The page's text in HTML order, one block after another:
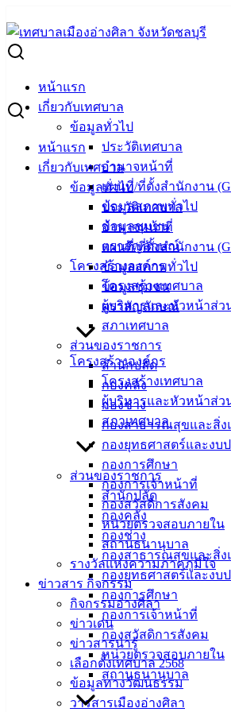
to
content
หน้าแรก
เกี่ยวกับเทศบาล
ข้อมูลทั่วไป
ประวัติเทศบาล
อำนาจหน้าที่
แผนที่/ที่ตั้งสำนักงาน
ข้อมูลสภาพทั่วไป
ข้อมูลชุมชน
ตราสัญลักษณ์
โครงสร้างองค์กร
โครงสร้างเทศบาล
ผู้บริหารและหัวหน้าส่ว
สภาเทศบาล
ส่วนของราชการ
สำนักปลัด
กองคลัง
กองช่าง
กองสาธารณสุขและสิ่ง
กองยุทธศาสตร์และงบ
กองการศึกษา
กองการเจ้าหน้าที่
กองสวัสดิการสังคม
หน่วยตรวจสอบภายใน
สถานธนานุบาล
รางวัลแห่งความภาคภูมิใจ
ข่าวสาร กิจกรรม
กิจกรรมอ่างศิลา
ข่าวเด่น
ข่าวสารน่ารู้
เลือกตั้งเทศบาล 2568
ข้อมูลทางวัฒนธรรม
วารสารเมืองอ่างศิลา
หน้าแรก
เกี่ยวกับเทศบาล
ข้อมูลทั่วไป
ประวัติเทศบาล
อำนาจหน้าที่
แผนที่/ที่ตั้งสำนักงาน
ข้อมูลสภาพทั่วไป
ข้อมูลชุมชน
ตราสัญลักษณ์
โครงสร้างองค์กร
โครงสร้างเทศบาล
ผู้บริหารและหัวหน้าส่ว
สภาเทศบาล
ส่วนของราชการ
สำนักปลัด
กองคลัง
กองช่าง
กองสาธารณสุขและสิ่ง
กองยุทธศาสตร์และงบ
กองการศึกษา
กองการเจ้าหน้าที่
กองสวัสดิการสังคม
หน่วยตรวจสอบภายใน
สถานธนานุบาล
Search
for:
ประชาสัมพันธ์กำหนดการออกหน่วยบริ
ประชาสัมพันธ์กำหนดการ
มีนาคม 16, 2022มีนาคม 18, 2022
กองสาธารณสุขและสิ่งแวดล้อม เทศบา
โดยมีกำหนดการออกหน่วยบริการฉีดวั
สอบถามเพิ่มเติมได้ที่กองสาธารณสุขแล
เทศบาลเมืองอ่างศิลา
สำนักงานเทศบาลเมืองอ่างศิลา 90/
ต.เสม็ด อ.เมือง จ.ชลบุรี 20000
038-142-100-104
บริการประชาชน
ดาวน์โหลดแบบฟอร์ม, เอกสาร
คู่มือสำหรับประชาชน/คู่มือการปฏิบั
ข่าวสารน่ารู้
ศุนย์ข้อมูลข่าวสารอิเล็กทรอนิกส์
องค์ความรู้ (Knowledge Management)
ติดต่อเทศบาล
สายตรงนายก
ประวัติเทศบาล